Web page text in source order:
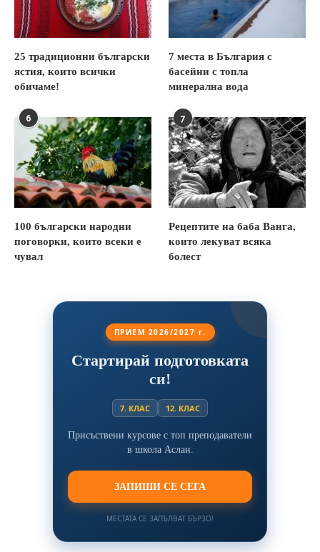
25 традиционни български
ястия, които всички
обичаме!
7 места в България с
басейни с топла
минерална вода
6
100 български народни
поговорки, които всеки е
чувал
7
Рецептите на баба Ванга,
които лекуват всяка
болест
ПРИЕМ 2026/2027 г.
Стартирай подготовката
си!
7. КЛАС 12. КЛАС
Присъствени курсове с топ преподаватели
в школа Аслан.
ЗАПИШИ СЕ СЕГА
МЕСТАТА СЕ ЗАПЪЛВАТ БЪРЗО!